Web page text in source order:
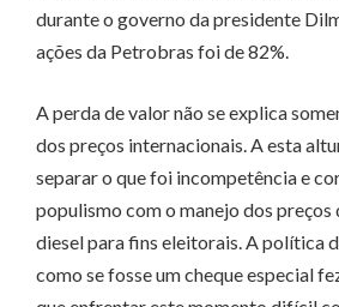
durante o governo da presidente
ações da Petrobras foi de 82%.
A perda de valor não se explica
dos preços internacionais. A esta
separar o que foi incompetência e
populismo com o manejo dos preços
diesel para fins eleitorais. A política
como se fosse um cheque especial